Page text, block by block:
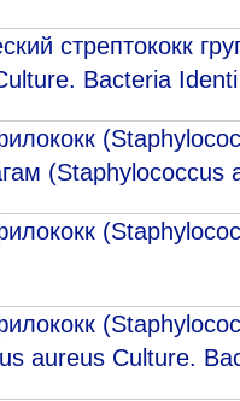
стрептококк
Bacteria Identi
(Staphylococcus
aureus Culture.